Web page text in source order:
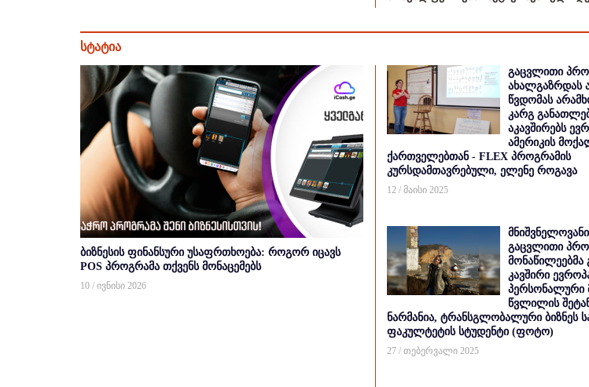
სტატია
ბიზნესის ფინანსური უსაფრთხოება: როგორ იცავს
POS პროგრამა თქვენს მონაცემებს
10 / ივნისი 2026
გაცვლითი
ახალგაზრდას
წვდომას
კარგ
აკავშირებს
ამერიკის
ქართველებთან - FLEX პროგრამის
კურსდამთავრებული, ელენე როგავა
12 / მაისი 2025
გაცვლითი
მონაწილეებმა
კავშირი
პერსონალური
წვლილის
ნარმანია, ტრანსგლობალური ბიზნეს
ფაკულტეტის სტუდენტი (ფოტო)
27 / თებერვალი 2025